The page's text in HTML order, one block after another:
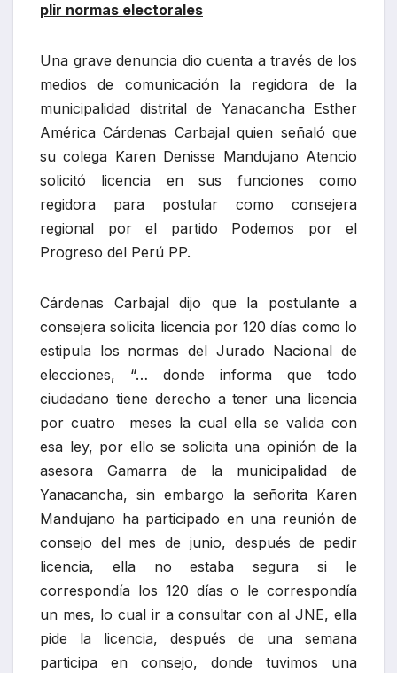
plir normas electorales
Una grave denuncia dio cuenta a través de los
medios de comunicación la regidora de la
municipalidad distrital de Yanacancha Esther
América Cárdenas Carbajal quien señaló que
su colega Karen Denisse Mandujano Atencio
solicitó licencia en sus funciones como
regidora para postular como consejera
regional por el partido Podemos por el
Progreso del Perú PP.
Cárdenas Carbajal dijo que la postulante a
consejera solicita licencia por 120 días como lo
estipula los normas del Jurado Nacional de
elecciones, “… donde informa que todo
ciudadano tiene derecho a tener una licencia
por cuatro meses la cual ella se valida con
esa ley, por ello se solicita una opinión de la
asesora Gamarra de la municipalidad de
Yanacancha, sin embargo la señorita Karen
Mandujano ha participado en una reunión de
consejo del mes de junio, después de pedir
licencia, ella no estaba segura si le
correspondía los 120 días o le correspondía
un mes, lo cual ir a consultar con al JNE, ella
pide la licencia, después de una semana
participa en consejo, donde tuvimos una